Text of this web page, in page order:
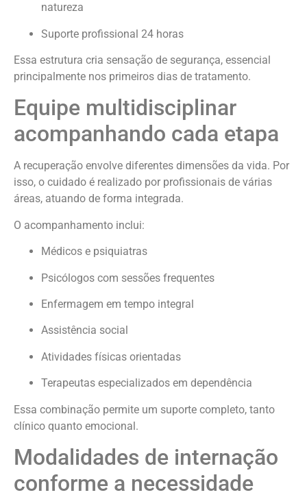
natureza
Suporte profissional 24 horas
Essa estrutura cria sensação de segurança, essencial
principalmente nos primeiros dias de tratamento.
Equipe multidisciplinar
acompanhando cada etapa
A recuperação envolve diferentes dimensões da vida. Por
isso, o cuidado é realizado por profissionais de várias
áreas, atuando de forma integrada.
O acompanhamento inclui:
Médicos e psiquiatras
Psicólogos com sessões frequentes
Enfermagem em tempo integral
Assistência social
Atividades físicas orientadas
Terapeutas especializados em dependência
Essa combinação permite um suporte completo, tanto
clínico quanto emocional.
Modalidades de internação
conforme a necessidade